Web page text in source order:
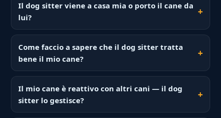
Il dog sitter viene a casa mia o porto il cane da
lui?
Come faccio a sapere che il dog sitter tratta
bene il mio cane?
Il mio cane è reattivo con altri cani — il dog
sitter lo gestisce?